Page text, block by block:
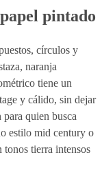
pintado
círculos y
naranja
tiene un
y cálido, sin dejar
quien busca
estilo mid century o
tierra intensos